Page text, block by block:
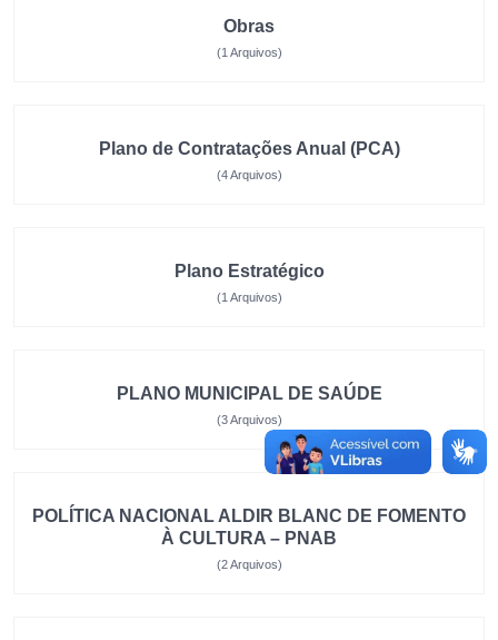
Obras
(1 Arquivos)
Plano de Contratações Anual (PCA)
(4 Arquivos)
Plano Estratégico
(1 Arquivos)
PLANO MUNICIPAL DE SAÚDE
(3 Arquivos)
POLÍTICA NACIONAL ALDIR BLANC DE FOMENTO
À CULTURA – PNAB
(2 Arquivos)